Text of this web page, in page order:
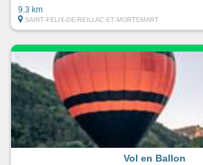
9.3 km
SAINT-FELIX-DE-REILLAC-ET-MORTEMART
Vol en Ballon